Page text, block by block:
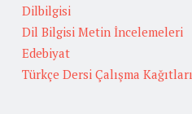
Dilbilgisi
Dil Bilgisi Metin İncelemeleri
Edebiyat
Türkçe Dersi Çalışma Kağıtları